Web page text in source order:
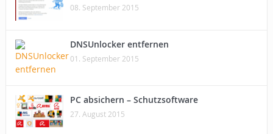
08. September 2015
DNSUnlocker entfernen
01. September 2015
PC absichern – Schutzsoftware
27. August 2015